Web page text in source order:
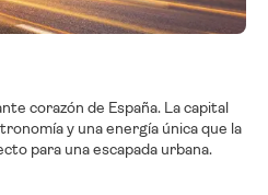
corazón de España. La capital
y una energía única que la
para una escapada urbana.